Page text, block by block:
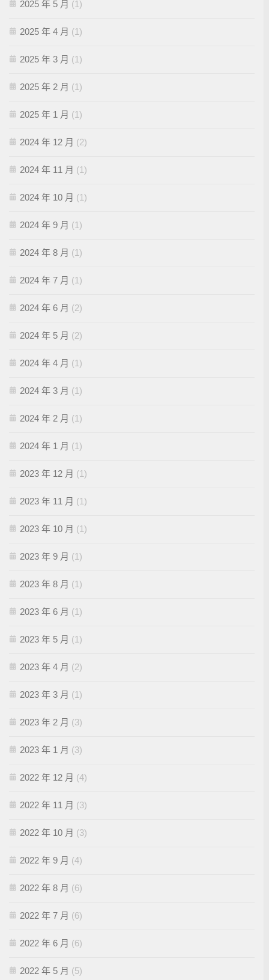
2025 年 5 月 (1)
2025 年 4 月 (1)
2025 年 3 月 (1)
2025 年 2 月 (1)
2025 年 1 月 (1)
2024 年 12 月 (2)
2024 年 11 月 (1)
2024 年 10 月 (1)
2024 年 9 月 (1)
2024 年 8 月 (1)
2024 年 7 月 (1)
2024 年 6 月 (2)
2024 年 5 月 (2)
2024 年 4 月 (1)
2024 年 3 月 (1)
2024 年 2 月 (1)
2024 年 1 月 (1)
2023 年 12 月 (1)
2023 年 11 月 (1)
2023 年 10 月 (1)
2023 年 9 月 (1)
2023 年 8 月 (1)
2023 年 6 月 (1)
2023 年 5 月 (1)
2023 年 4 月 (2)
2023 年 3 月 (1)
2023 年 2 月 (3)
2023 年 1 月 (3)
2022 年 12 月 (4)
2022 年 11 月 (3)
2022 年 10 月 (3)
2022 年 9 月 (4)
2022 年 8 月 (6)
2022 年 7 月 (6)
2022 年 6 月 (6)
2022 年 5 月 (5)